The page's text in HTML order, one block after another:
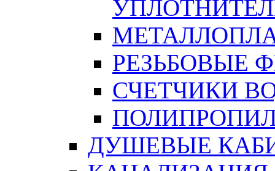
РЕЗЬБОВЫЕ
СЧЕТЧИКИ
ДУШЕВЫЕ